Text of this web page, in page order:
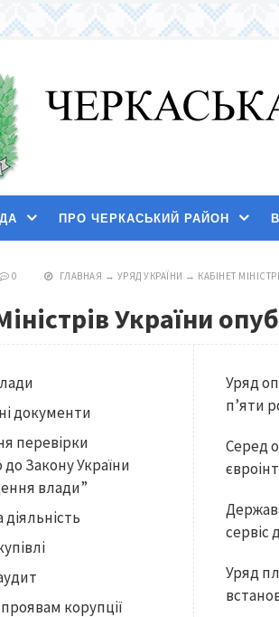
ПРО ЧЕРКАСЬКИЙ РАЙОН
0 ГЛАВНАЯ → УРЯД УКРАЇНИ → КАБІНЕТ
України
Уряд
п’яти
Серед
сервіс
Уряд
документи
перевірки
до Закону України
влади”
корупції